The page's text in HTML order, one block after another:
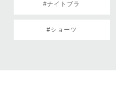
#ナイトブラ
#ショーツ